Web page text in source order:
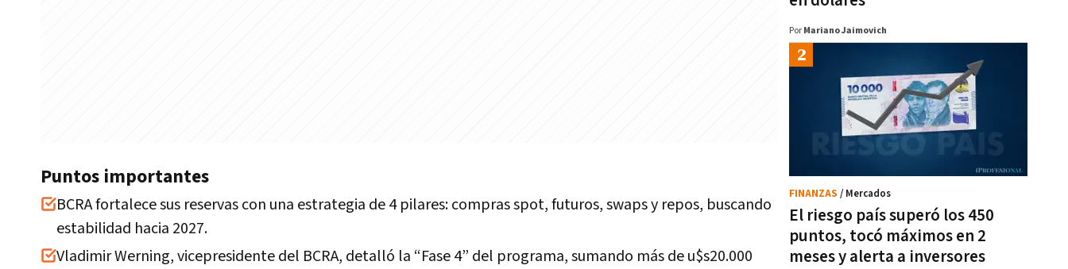
Puntos importantes
BCRA fortalece sus reservas con una estrategia de 4 pilares: compras spot, futuros, swaps y repos, buscando
estabilidad hacia 2027.
Vladimir Werning, vicepresidente del BCRA, detalló la “Fase 4” del programa, sumando más de u$s20.000
Por Mariano Jaimovich
El riesgo país superó los 450
puntos, tocó máximos en 2
meses y alerta a inversores
FINANZAS / Mercados